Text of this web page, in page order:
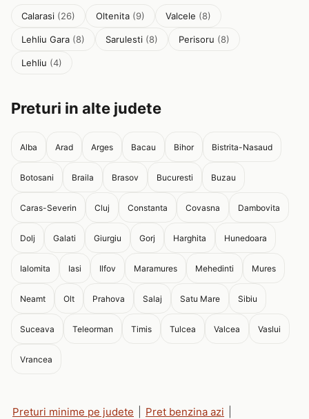
Calarasi (26) Oltenita (9) Valcele (8)
Lehliu Gara (8) Sarulesti (8) Perisoru (8)
Lehliu (4)
Preturi in alte judete
Alba Arad Arges Bacau Bihor Bistrita-Nasaud
Botosani Braila Brasov Bucuresti Buzau
Caras-Severin Cluj Constanta Covasna Dambovita
Dolj Galati Giurgiu Gorj Harghita Hunedoara
Ialomita Iasi Ilfov Maramures Mehedinti Mures
Neamt Olt Prahova Salaj Satu Mare Sibiu
Suceava Teleorman Timis Tulcea Valcea Vaslui
Vrancea
Preturi minime pe judete Pret benzina azi